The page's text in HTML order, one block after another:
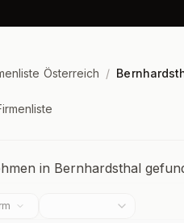
Österreich /
in Bernhardsthal